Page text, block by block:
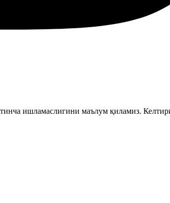
ишламаслигини маълум қиламиз.